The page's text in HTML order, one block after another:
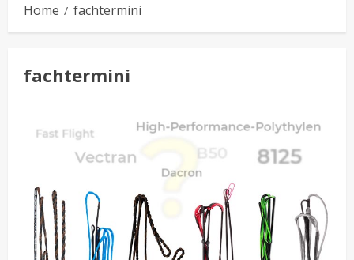
Home fachtermini
fachtermini